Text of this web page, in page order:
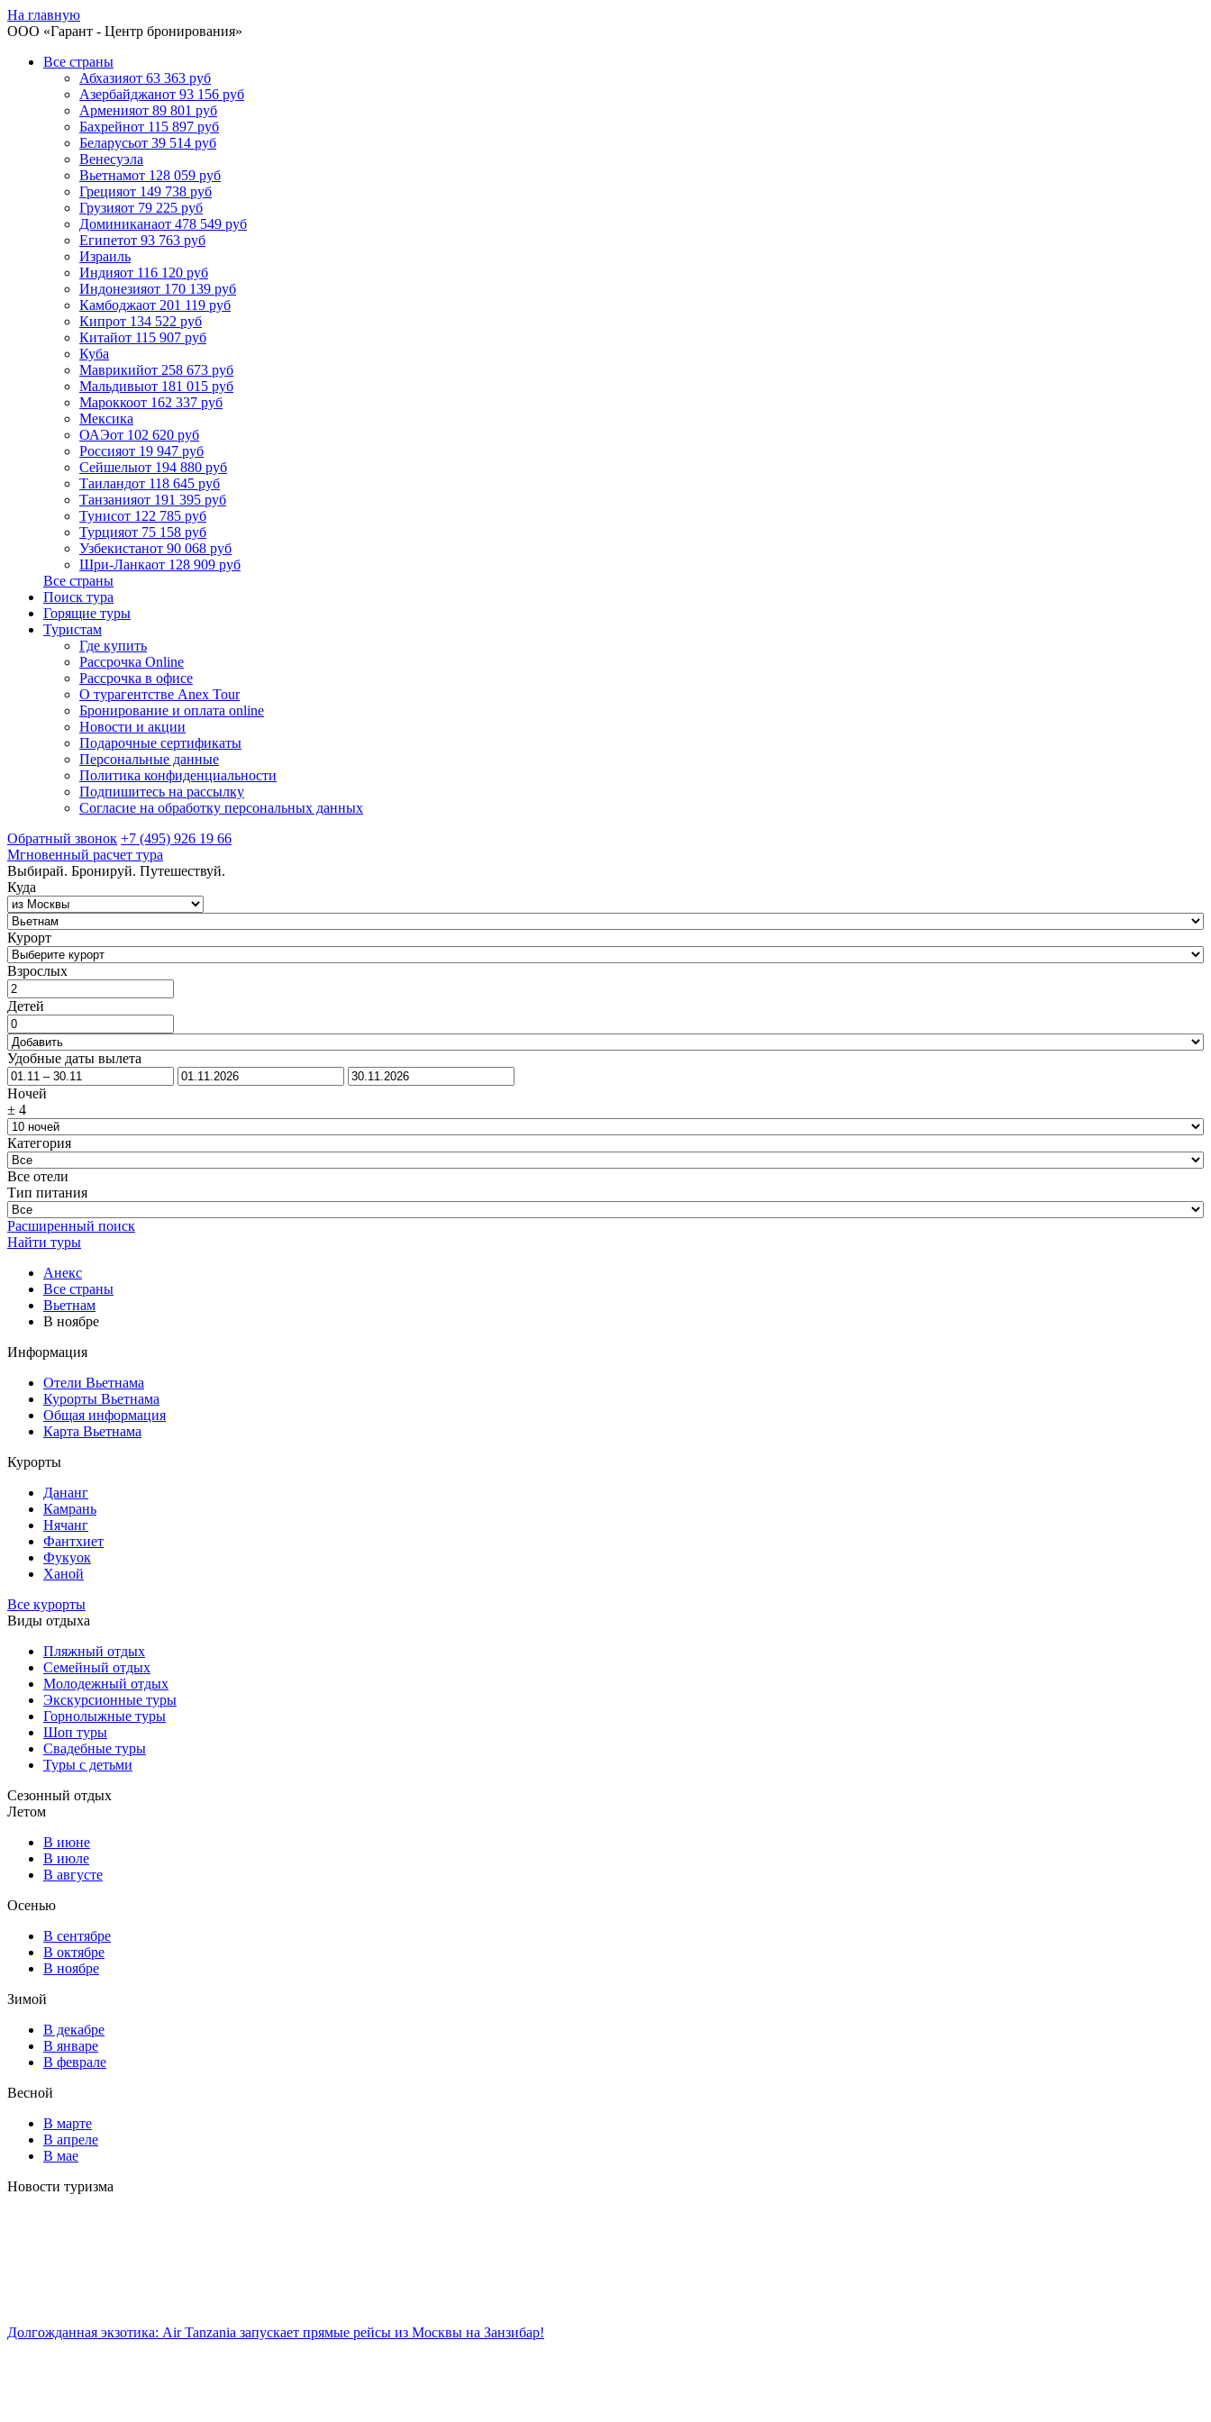
На главную
ООО «Гарант - Центр бронирования»
Все страны
Абхазияот 63 363 руб
Азербайджанот 93 156 руб
Арменияот 89 801 руб
Бахрейнот 115 897 руб
Беларусьот 39 514 руб
Венесуэла
Вьетнамот 128 059 руб
Грецияот 149 738 руб
Грузияот 79 225 руб
Доминиканаот 478 549 руб
Египетот 93 763 руб
Израиль
Индияот 116 120 руб
Индонезияот 170 139 руб
Камбоджаот 201 119 руб
Кипрот 134 522 руб
Китайот 115 907 руб
Куба
Маврикийот 258 673 руб
Мальдивыот 181 015 руб
Мароккоот 162 337 руб
Мексика
ОАЭот 102 620 руб
Россияот 19 947 руб
Сейшелыот 194 880 руб
Таиландот 118 645 руб
Танзанияот 191 395 руб
Тунисот 122 785 руб
Турцияот 75 158 руб
Узбекистанот 90 068 руб
Шри-Ланкаот 128 909 руб
Все страны
Поиск тура
Горящие туры
Туристам
Где купить
Рассрочка Online
Рассрочка в офисе
О турагентстве Anex Tour
Бронирование и оплата online
Новости и акции
Подарочные сертификаты
Персональные данные
Политика конфиденциальности
Подпишитесь на рассылку
Согласие на обработку персональных данных
Обратный звонок +7 (495) 926 19 66
Мгновенный расчет тура
Выбирай. Бронируй. Путешествуй.
Куда
Курорт
Взрослых
Детей
Удобные даты вылета
Ночей
± 4
Категория
Все отели
Тип питания
Расширенный поиск
Найти туры
Анекс
Все страны
Вьетнам
В ноябре
Информация
Отели Вьетнама
Курорты Вьетнама
Общая информация
Карта Вьетнама
Курорты
Дананг
Камрань
Нячанг
Фантхиет
Фукуок
Ханой
Все курорты
Виды отдыха
Пляжный отдых
Семейный отдых
Молодежный отдых
Экскурсионные туры
Горнолыжные туры
Шоп туры
Свадебные туры
Туры с детьми
Сезонный отдых
Летом
В июне
В июле
В августе
Осенью
В сентябре
В октябре
В ноябре
Зимой
В декабре
В январе
В феврале
Весной
В марте
В апреле
В мае
Новости туризма
Долгожданная экзотика: Air Tanzania запускает прямые рейсы из Москвы на Занзибар!